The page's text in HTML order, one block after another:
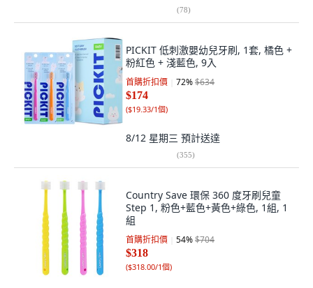
(78)
PICKIT 低刺激嬰幼兒牙刷, 1套, 橘色 +
粉紅色 + 淺藍色, 9入
首購折扣價 72%$634
$174
($19.33/1個)
8/12 星期三 預計送達
(355)
Country Save 環保 360 度牙刷兒童
Step 1, 粉色+藍色+黃色+綠色, 1組, 1
組
首購折扣價 54%$704
$318
($318.00/1個)